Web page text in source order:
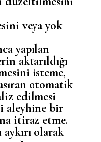
veya yok
yapılan
aktarıldığı
isteme,
otomatik
edilmesi
aleyhine bir
itiraz etme,
olarak